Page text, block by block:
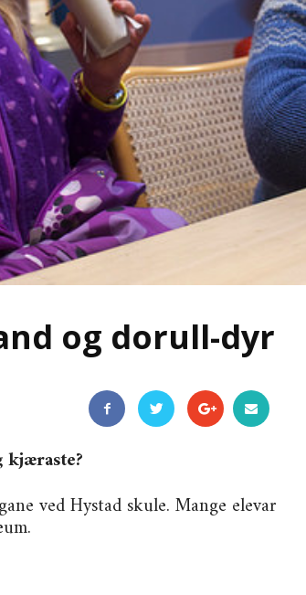
og dorull-dyr
kjæraste?
ved Hystad skule. Mange elevar